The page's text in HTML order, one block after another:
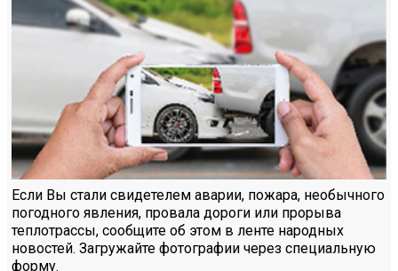
Если Вы стали свидетелем аварии, пожара, необычного
погодного явления, провала дороги или прорыва
теплотрассы, сообщите об этом в ленте народных
новостей. Загружайте фотографии через специальную
форму.